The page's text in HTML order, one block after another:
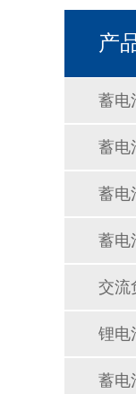
产
蓄电
蓄电
蓄电
交流
锂电
蓄电